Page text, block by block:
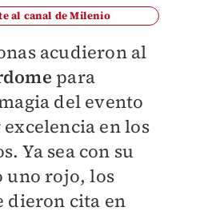
al canal de Milenio
acudieron al
para
del evento
en los
Ya sea con su
uno rojo, los
dieron cita en